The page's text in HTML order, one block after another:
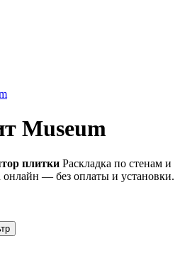
Museum
плитки Раскладка по стенам и
онлайн — без оплаты и установки.